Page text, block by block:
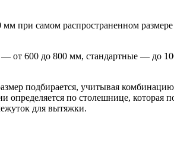
при самом распространенном
— от 600 до 800 мм, стандартные —
подбирается, учитывая
по столешнице,
для вытяжки.